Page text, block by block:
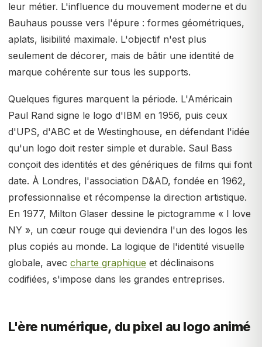
leur métier. L'influence du mouvement moderne et du
Bauhaus pousse vers l'épure : formes géométriques,
aplats, lisibilité maximale. L'objectif n'est plus
seulement de décorer, mais de bâtir une identité de
marque cohérente sur tous les supports.
Quelques figures marquent la période. L'Américain
Paul Rand signe le logo d'IBM en 1956, puis ceux
d'UPS, d'ABC et de Westinghouse, en défendant l'idée
qu'un logo doit rester simple et durable. Saul Bass
conçoit des identités et des génériques de films qui font
date. À Londres, l'association D&AD, fondée en 1962,
professionnalise et récompense la direction artistique.
En 1977, Milton Glaser dessine le pictogramme « I love
NY », un cœur rouge qui deviendra l'un des logos les
plus copiés au monde. La logique de l'identité visuelle
globale, avec charte graphique et déclinaisons
codifiées, s'impose dans les grandes entreprises.
L'ère numérique, du pixel au logo animé